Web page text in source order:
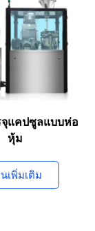
จุแคปซูลแบบห่อ
หุ้ม
เพิ่มเติม